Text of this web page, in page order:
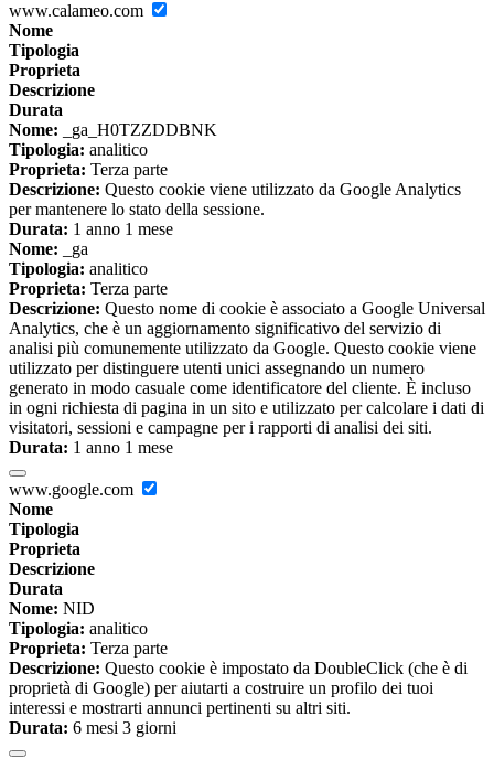
www.calameo.com
Nome
Tipologia
Proprieta
Descrizione
Durata
Nome: _ga_H0TZZDDBNK
Tipologia: analitico
Proprieta: Terza parte
Descrizione: Questo cookie viene utilizzato da Google Analytics
per mantenere lo stato della sessione.
Durata: 1 anno 1 mese
Nome: _ga
Tipologia: analitico
Proprieta: Terza parte
Descrizione: Questo nome di cookie è associato a Google Universal
Analytics, che è un aggiornamento significativo del servizio di
analisi più comunemente utilizzato da Google. Questo cookie viene
utilizzato per distinguere utenti unici assegnando un numero
generato in modo casuale come identificatore del cliente. È incluso
in ogni richiesta di pagina in un sito e utilizzato per calcolare i dati di
visitatori, sessioni e campagne per i rapporti di analisi dei siti.
Durata: 1 anno 1 mese
www.google.com
Nome
Tipologia
Proprieta
Descrizione
Durata
Nome: NID
Tipologia: analitico
Proprieta: Terza parte
Descrizione: Questo cookie è impostato da DoubleClick (che è di
proprietà di Google) per aiutarti a costruire un profilo dei tuoi
interessi e mostrarti annunci pertinenti su altri siti.
Durata: 6 mesi 3 giorni